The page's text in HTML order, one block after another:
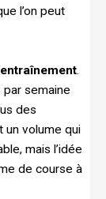
l’on peut
.
semaine
des
un volume qui
mais l’idée
de course à